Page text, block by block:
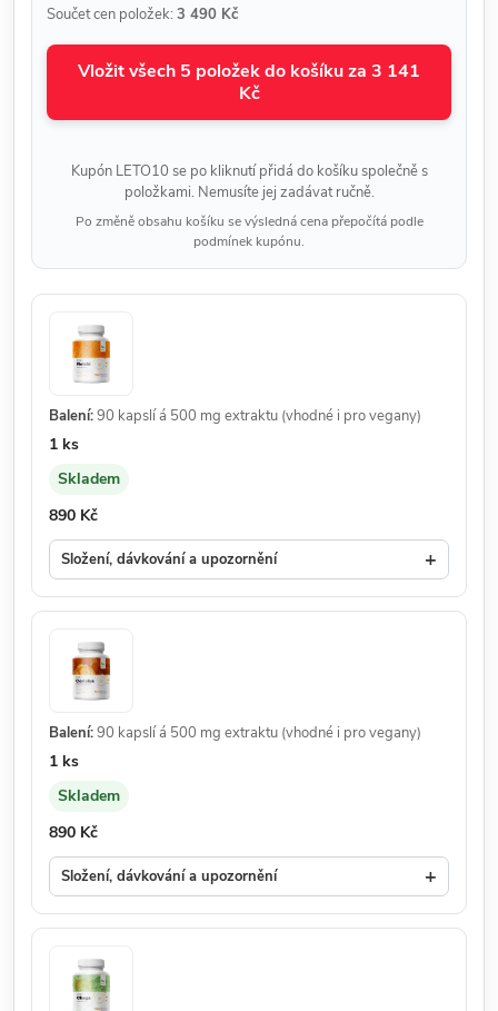
Součet cen položek: 3 490 Kč
Vložit všech 5 položek do košíku za 3 141
Kč
Kupón LETO10 se po kliknutí přidá do košíku společně s
položkami. Nemusíte jej zadávat ručně.
Po změně obsahu košíku se výsledná cena přepočítá podle
podmínek kupónu.
Balení:90 kapslí á 500 mg extraktu (vhodné i pro vegany)
Množství:
1 ks
Dostupnost:
Skladem
Cena:
890 Kč
Složení, dávkování a upozornění +
Balení:90 kapslí á 500 mg extraktu (vhodné i pro vegany)
Množství:
1 ks
Dostupnost:
Skladem
Cena:
890 Kč
Složení, dávkování a upozornění +